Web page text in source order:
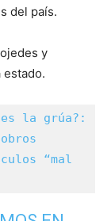
del país.
y
estado.
es la grúa?:
“mal